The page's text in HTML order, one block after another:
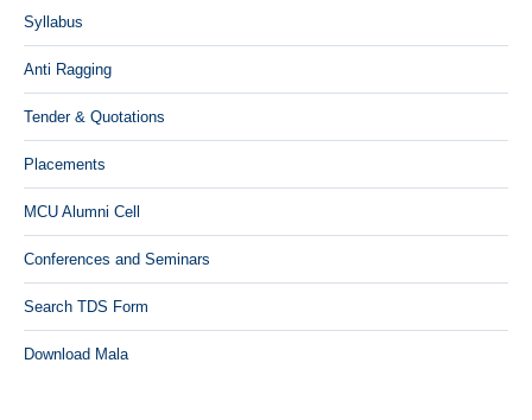
Syllabus
Anti Ragging
Tender & Quotations
Placements
MCU Alumni Cell
Conferences and Seminars
Search TDS Form
Download Mala